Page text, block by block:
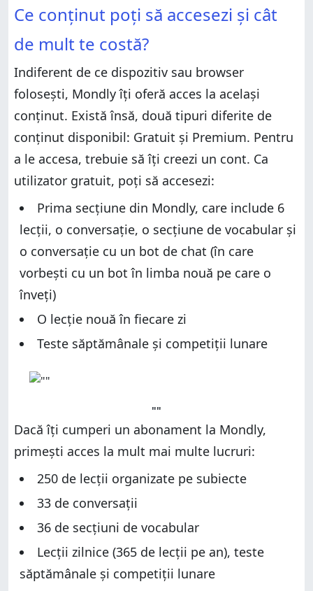
Ce conținut poți să accesezi și cât
de mult te costă?
Indiferent de ce dispozitiv sau browser
folosești, Mondly îți oferă acces la același
conținut. Există însă, două tipuri diferite de
conținut disponibil: Gratuit și Premium. Pentru
a le accesa, trebuie să îți creezi un cont. Ca
utilizator gratuit, poți să accesezi:
Prima secțiune din Mondly, care include 6
lecții, o conversație, o secțiune de vocabular și
o conversație cu un bot de chat (în care
vorbești cu un bot în limba nouă pe care o
înveți)
O lecție nouă în fiecare zi
Teste săptămânale și competiții lunare
""
Dacă îți cumperi un abonament la Mondly,
primești acces la mult mai multe lucruri:
250 de lecții organizate pe subiecte
33 de conversații
36 de secțiuni de vocabular
Lecții zilnice (365 de lecții pe an), teste
săptămânale și competiții lunare